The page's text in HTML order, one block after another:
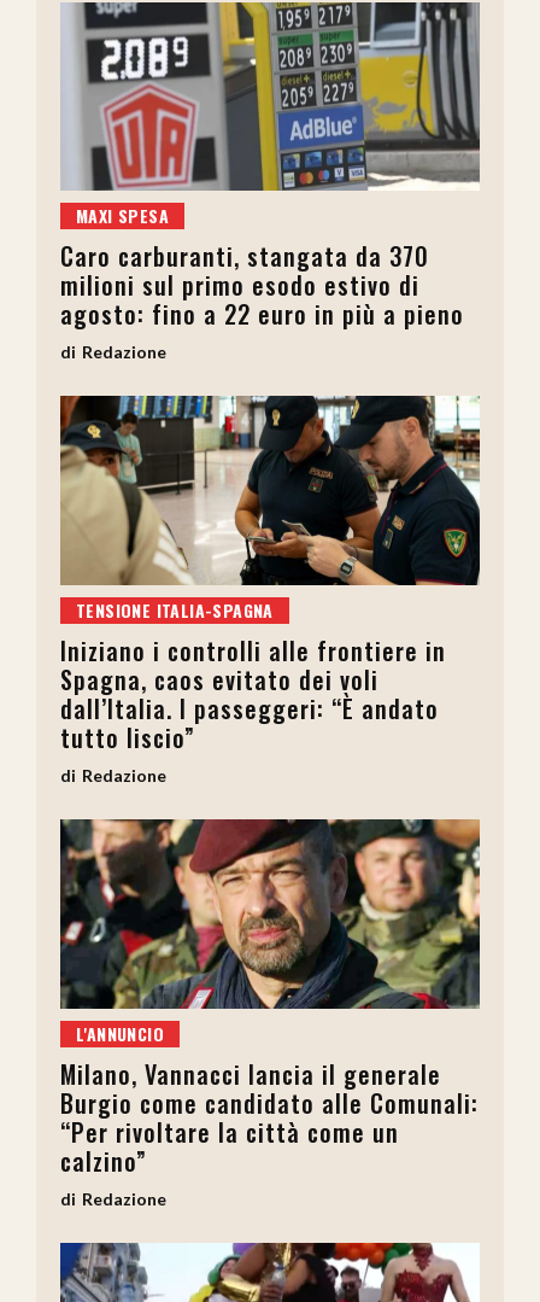
MAXI SPESA
Caro carburanti, stangata da 370
milioni sul primo esodo estivo di
agosto: fino a 22 euro in più a pieno
Redazione
TENSIONE ITALIA-SPAGNA
Iniziano i controlli alle frontiere in
Spagna, caos evitato dei voli
dall’Italia. I passeggeri: “È andato
tutto liscio”
Redazione
L'ANNUNCIO
Milano, Vannacci lancia il generale
Burgio come candidato alle Comunali:
“Per rivoltare la città come un
calzino”
Redazione